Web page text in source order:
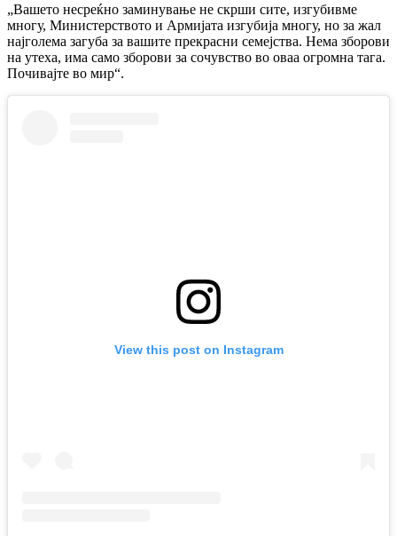
„Вашето несреќно заминување не скрши сите, изгубивме
многу, Министерството и Армијата изгубија многу, но за жал
најголема загуба за вашите прекрасни семејства. Нема зборови
на утеха, има само зборови за сочувство во оваа огромна тага.
Почивајте во мир“.
View this post on Instagram